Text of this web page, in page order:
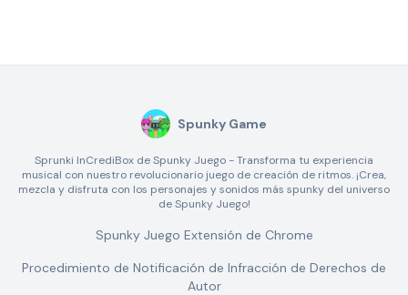
Spunky Game
Sprunki InCrediBox de Spunky Juego - Transforma tu experiencia
musical con nuestro revolucionario juego de creación de ritmos. ¡Crea,
mezcla y disfruta con los personajes y sonidos más spunky del universo
de Spunky Juego!
Spunky Juego Extensión de Chrome
Procedimiento de Notificación de Infracción de Derechos de
Autor